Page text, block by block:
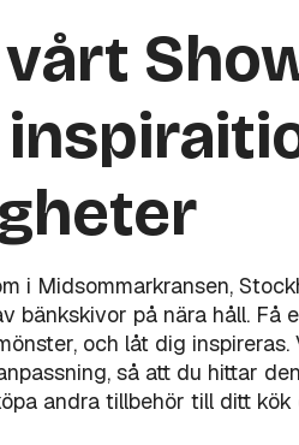
i Midsommarkransen,
bänkskivor på nära håll. Få
och låt dig
så att du hittar
andra tillbehör till ditt